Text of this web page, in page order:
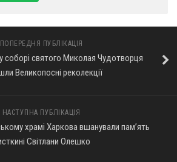
ПОПЕРЕДНЯ ПУБЛІКАЦІЯ
соборі святого Миколая Чудотворця
Великопосні реколекції
НАСТУПНА ПУБЛІКАЦІЯ
храмі Харкова вшанували пам’ять
Світлани Олешко